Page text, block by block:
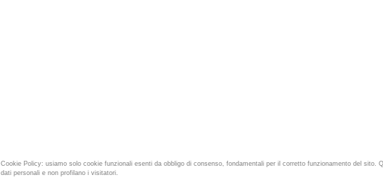
Cookie Policy: usiamo solo cookie funzionali esenti da obbligo di consenso, fondamentali per il corretto funzionamento del sito.
dati personali e non profilano i visitatori.